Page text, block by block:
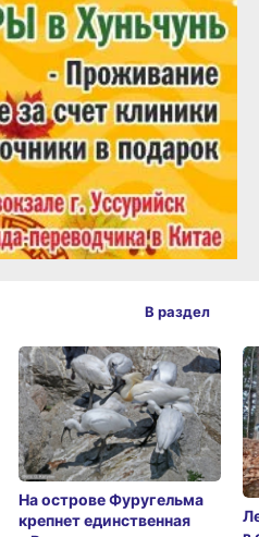
На острове Фуругельма
крепнет единственная
В раздел